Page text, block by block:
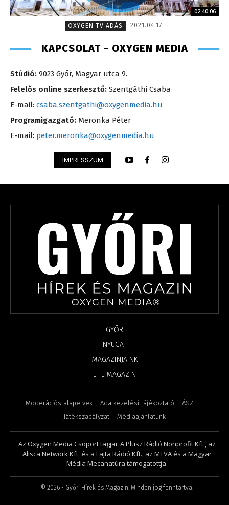
02:40:06
OXYGEN TV ADÁS
2021.04.17.
KAPCSOLAT - OXYGEN MEDIA
Stúdió: 9023 Győr, Magyar utca 9.
Felelős online szerkesztő: Szentgáthi Csaba
E-mail: csaba.szentgathi@oxygenmedia.hu
Programigazgató: Meronka Péter
E-mail: peter.meronka@oxygenmedia.hu
IMPRESSZUM
GYŐR
NYUGAT
MAGAZINJAINK
LIFE MAGAZIN
Moderációs alapelvek Adatkezelési tájékoztató
ÁSZF
Játékszabályzat
Médiaajánlatunk
Az Oxygen Media Csoport tagjai: A Plusz Rádió Nonprofit Kft., az
Alisca Network Kft. és a Lajta Rádió Kft., az MTVA és a Magyar
Média Mecanatúra támogatottja.
© 2026 - Győri Hírek és Magazin. Minden jog fenntartva.